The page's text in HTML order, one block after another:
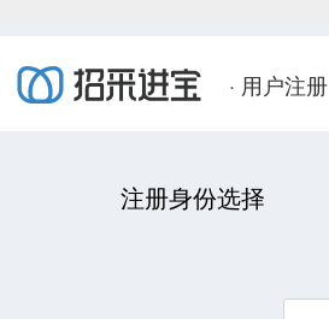
· 用户注册
注册身份选择